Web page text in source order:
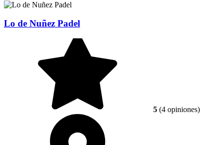
Lo de Nuñez Padel
5 (4 opiniones)